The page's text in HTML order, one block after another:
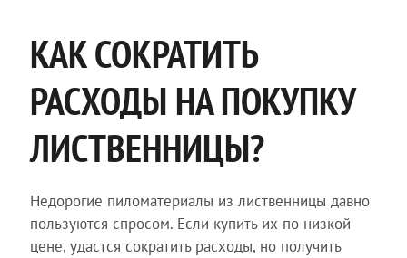
КАК СОКРАТИТЬ
РАСХОДЫ НА ПОКУПКУ
ЛИСТВЕННИЦЫ?
Недорогие пиломатериалы из лиственницы давно
пользуются спросом. Если купить их по низкой
цене, удастся сократить расходы, но получить